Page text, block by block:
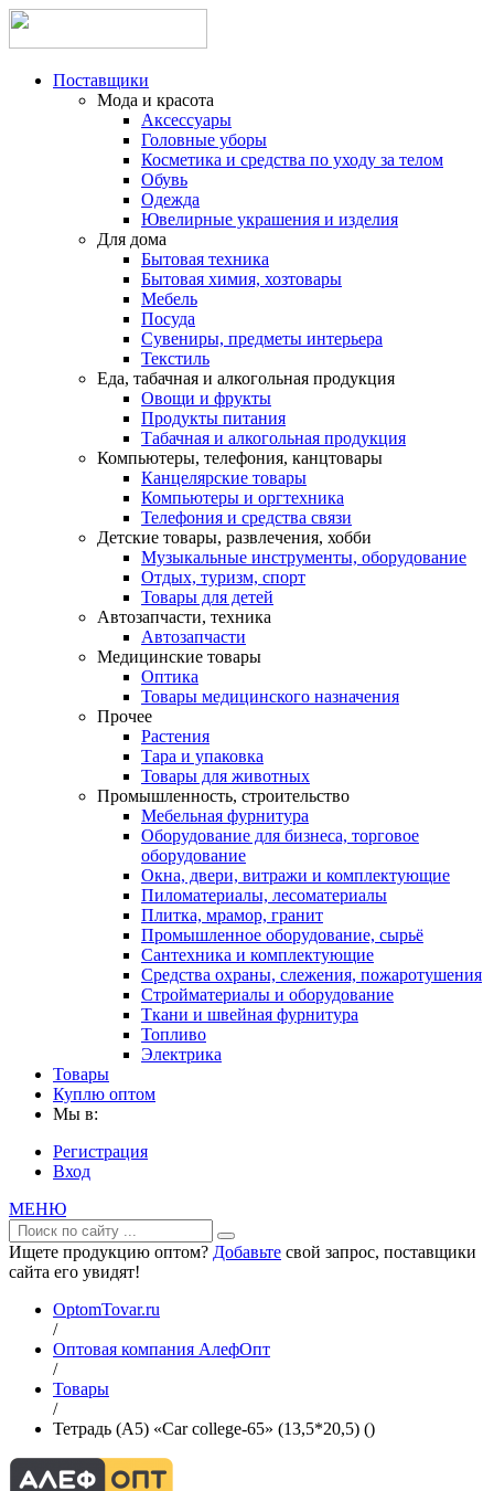
Поставщики
Мода и красота
Аксессуары
Головные уборы
Косметика и средства по уходу за телом
Обувь
Одежда
Ювелирные украшения и изделия
Для дома
Бытовая техника
Бытовая химия, хозтовары
Мебель
Посуда
Сувениры, предметы интерьера
Текстиль
Еда, табачная и алкогольная продукция
Овощи и фрукты
Продукты питания
Табачная и алкогольная продукция
Компьютеры, телефония, канцтовары
Канцелярские товары
Компьютеры и оргтехника
Телефония и средства связи
Детские товары, развлечения, хобби
Музыкальные инструменты, оборудование
Отдых, туризм, спорт
Товары для детей
Автозапчасти, техника
Автозапчасти
Медицинские товары
Оптика
Товары медицинского назначения
Прочее
Растения
Тара и упаковка
Товары для животных
Промышленность, строительство
Мебельная фурнитура
Оборудование для бизнеса, торговое
оборудование
Окна, двери, витражи и комплектующие
Пиломатериалы, лесоматериалы
Плитка, мрамор, гранит
Промышленное оборудование, сырьё
Сантехника и комплектующие
Средства охраны, слежения, пожаротушения
Стройматериалы и оборудование
Ткани и швейная фурнитура
Топливо
Электрика
Товары
Куплю оптом
Мы в:
Регистрация
Вход
МЕНЮ
Ищете продукцию оптом? Добавьте свой запрос, поставщики
сайта его увидят!
OptomTovar.ru
/
Оптовая компания АлефОпт
/
Товары
/
Тетрадь (A5) «Car college-65» (13,5*20,5) ()